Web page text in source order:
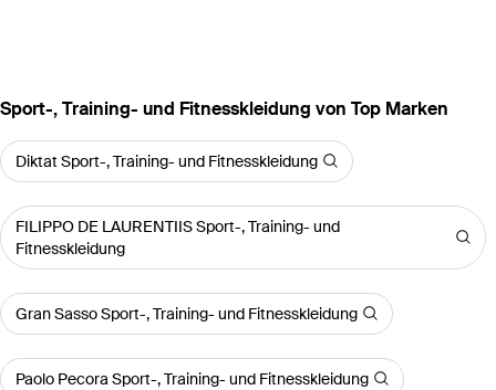
Sport-, Training- und Fitnesskleidung von Top Marken
Diktat Sport-, Training- und Fitnesskleidung
FILIPPO DE LAURENTIIS Sport-, Training- und
Fitnesskleidung
Gran Sasso Sport-, Training- und Fitnesskleidung
Paolo Pecora Sport-, Training- und Fitnesskleidung